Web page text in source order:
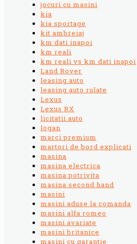
jocuri cu masini
kia
kia sportage
kit ambreiaj
km dati inapoi
km reali
km reali vs km dati inapoi
Land Rover
leasing auto
leasing auto rulate
Lexus
Lexus RX
licitatii auto
logan
marci premium
martori de bord explicati
masina
masina electrica
masina potrivita
masina second hand
masini
masini aduse la comanda
masini alfa romeo
masini avariate
masini britanice
masini cu garantie